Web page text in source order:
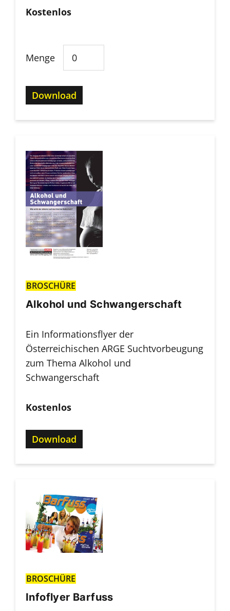
Kostenlos
Menge
Download
BROSCHÜRE
Alkohol und Schwangerschaft
Ein Informationsflyer der
Österreichischen ARGE Suchtvorbeugung
zum Thema Alkohol und
Schwangerschaft
Kostenlos
Download
BROSCHÜRE
Infoflyer Barfuss